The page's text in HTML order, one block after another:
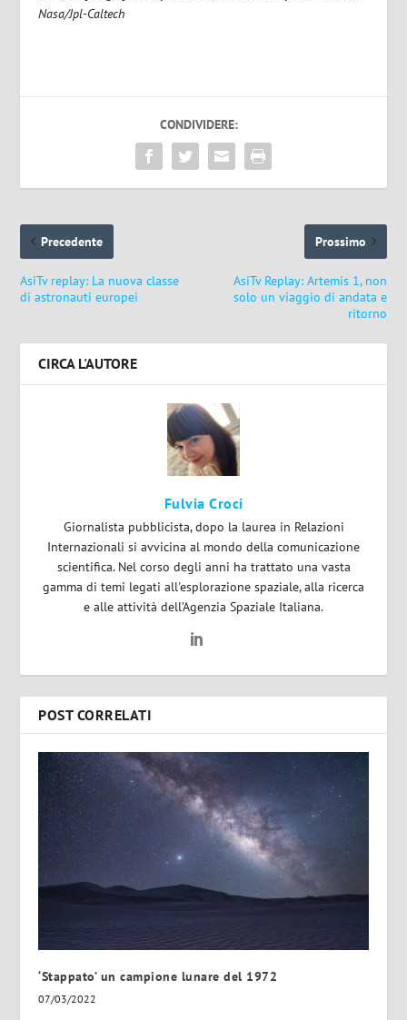
Nasa/Jpl-Caltech
CONDIVIDERE:
Precedente
AsiTv replay: La nuova classe
di astronauti europei
Prossimo
AsiTv Replay: Artemis 1, non
solo un viaggio di andata e
ritorno
CIRCA L'AUTORE
Fulvia Croci
Giornalista pubblicista, dopo la laurea in Relazioni
Internazionali si avvicina al mondo della comunicazione
scientifica. Nel corso degli anni ha trattato una vasta
gamma di temi legati all'esplorazione spaziale, alla ricerca
e alle attività dell’Agenzia Spaziale Italiana.
POST CORRELATI
‘Stappato’ un campione lunare del 1972
07/03/2022